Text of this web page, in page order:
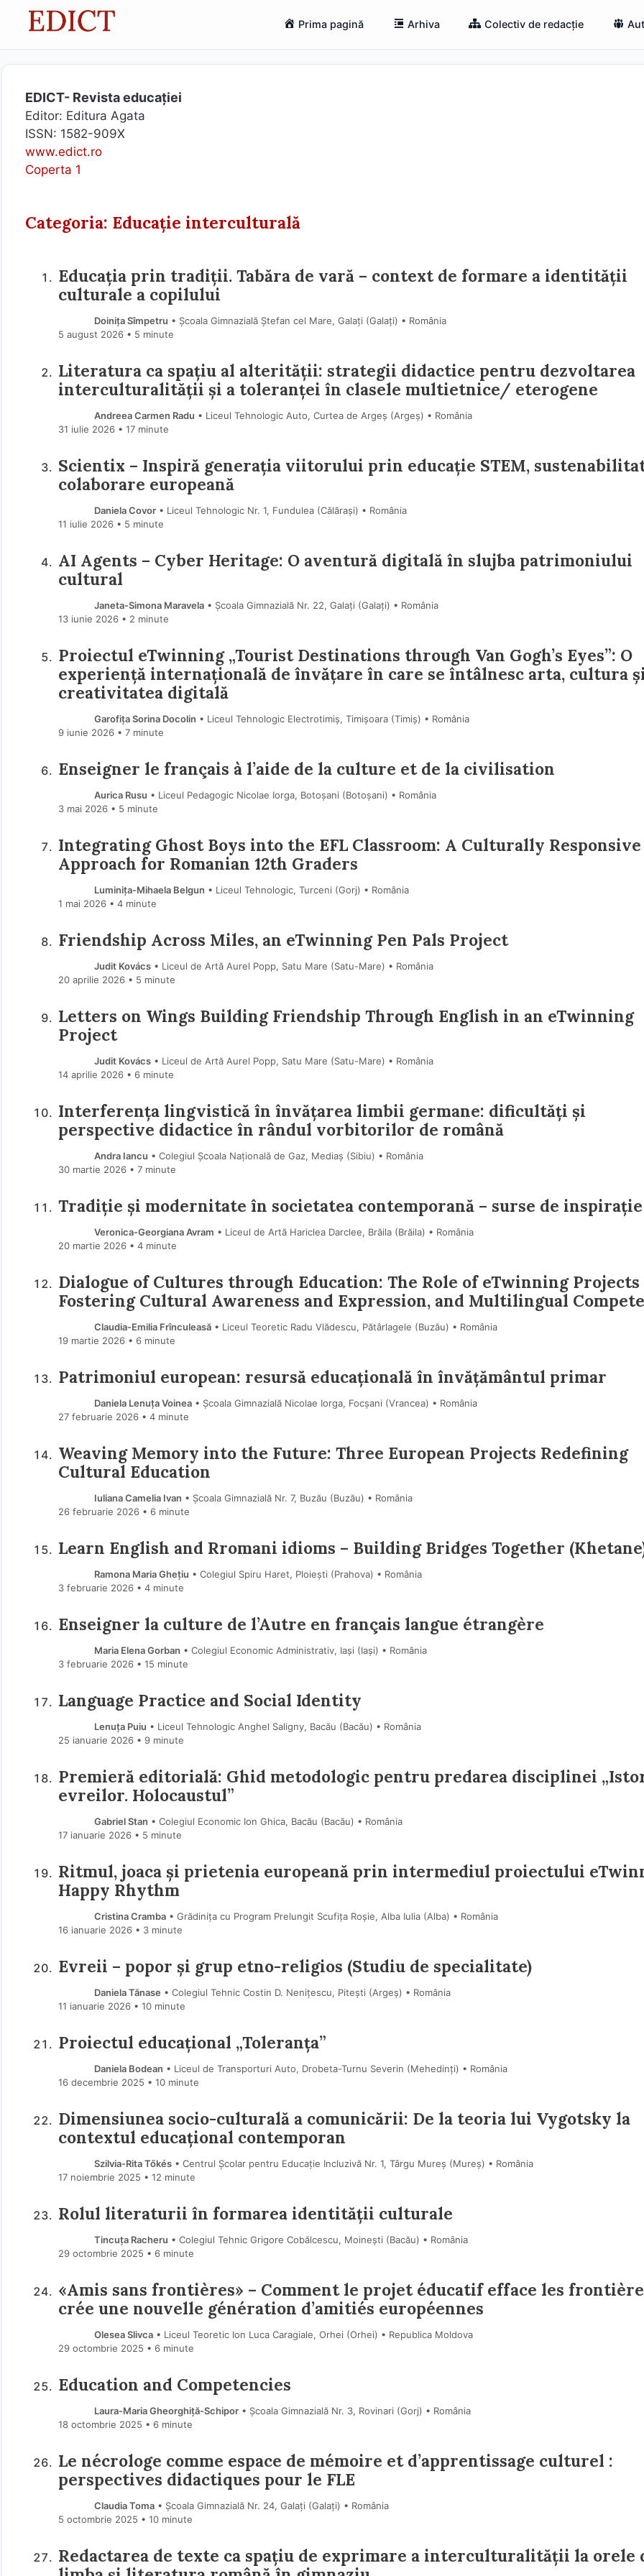
Prima pagină Arhiva Colectiv de redacție
EDICT- Revista educației
Editor: Editura Agata
ISSN: 1582-909X
www.edict.ro
Coperta 1
Categoria: Educație interculturală
Educația prin tradiții. Tabăra de vară – context de formare a identității
culturale a copilului
Doinița Sîmpetru • Școala Gimnazială Ștefan cel Mare, Galați (Galaţi) • România
5 august 2026 • 5 minute
Literatura ca spațiu al alterității: strategii didactice pentru dezvoltarea
interculturalității și a toleranței în clasele multietnice/ eterogene
Andreea Carmen Radu • Liceul Tehnologic Auto, Curtea de Argeș (Argeş) • România
31 iulie 2026 • 17 minute
Scientix – Inspiră generația viitorului prin educație STEM,
colaborare europeană
Daniela Covor• Liceul Tehnologic Nr. 1, Fundulea (Călărași) • România
11 iulie 2026 • 5 minute
AI Agents – Cyber Heritage: O aventură digitală în slujba patrimoniului
cultural
Janeta-Simona Maravela• Școala Gimnazială Nr. 22, Galați (Galaţi) • România
13 iunie 2026 • 2 minute
Proiectul eTwinning „Tourist Destinations through Van Gogh’s Eyes”: O
experiență internațională de învățare în care se întâlnesc arta, cultura
creativitatea digitală
Garofița Sorina Docolin • Liceul Tehnologic Electrotimiș, Timișoara (Timiş) • România
9 iunie 2026 • 7 minute
Enseigner le français à l’aide de la culture et de la civilisation
Aurica Rusu • Liceul Pedagogic Nicolae Iorga, Botoșani (Botoşani) • România
3 mai 2026 • 5 minute
Integrating Ghost Boys into the EFL Classroom: A Culturally Responsive
Approach for Romanian 12th Graders
Luminița-Mihaela Belgun • Liceul Tehnologic, Turceni (Gorj) • România
1 mai 2026 • 4 minute
Friendship Across Miles, an eTwinning Pen Pals Project
Judit Kovács• Liceul de Artă Aurel Popp, Satu Mare (Satu-Mare) • România
20 aprilie 2026 • 5 minute
Letters on Wings Building Friendship Through English in an eTwinning
Project
Judit Kovács• Liceul de Artă Aurel Popp, Satu Mare (Satu-Mare) • România
14 aprilie 2026 • 6 minute
Interferența lingvistică în învățarea limbii germane: dificultăți și
perspective didactice în rândul vorbitorilor de română
Andra Iancu • Colegiul Școala Națională de Gaz, Mediaș (Sibiu) • România
30 martie 2026 • 7 minute
Tradiție și modernitate în societatea contemporană – surse de inspirație
Veronica-Georgiana Avram • Liceul de Artă Hariclea Darclee, Brăila (Brăila) • România
20 martie 2026 • 4 minute
Dialogue of Cultures through Education: The Role of eTwinning
Fostering Cultural Awareness and Expression, and Multilingual
Claudia-Emilia Frînculeasă• Liceul Teoretic Radu Vlădescu, Pătârlagele (Buzău) • România
19 martie 2026 • 6 minute
Patrimoniul european: resursă educațională în învățământul primar
Daniela Lenuța Voinea• Școala Gimnazială Nicolae Iorga, Focșani (Vrancea) • România
27 februarie 2026 • 4 minute
Weaving Memory into the Future: Three European Projects Redefining
Cultural Education
Iuliana Camelia Ivan • Școala Gimnazială Nr. 7, Buzău (Buzău) • România
26 februarie 2026 • 6 minute
Learn English and Rromani idioms – Building Bridges Together
Ramona Maria Ghețiu • Colegiul Spiru Haret, Ploiești (Prahova) • România
3 februarie 2026 • 4 minute
Enseigner la culture de l’Autre en français langue étrangère
Maria Elena Gorban • Colegiul Economic Administrativ, Iași (Iaşi) • România
3 februarie 2026 • 15 minute
Language Practice and Social Identity
Lenuța Puiu • Liceul Tehnologic Anghel Saligny, Bacău (Bacău) • România
25 ianuarie 2026 • 9 minute
Premieră editorială: Ghid metodologic pentru predarea disciplinei
evreilor. Holocaustul”
Gabriel Stan • Colegiul Economic Ion Ghica, Bacău (Bacău) • România
17 ianuarie 2026 • 5 minute
Ritmul, joaca și prietenia europeană prin intermediul proiectului
Happy Rhythm
Cristina Cramba• Grădinița cu Program Prelungit Scufița Roșie, Alba Iulia (Alba) • România
16 ianuarie 2026 • 3 minute
Evreii – popor și grup etno-religios (Studiu de specialitate)
Daniela Tănase • Colegiul Tehnic Costin D. Nenițescu, Pitești (Argeş) • România
11 ianuarie 2026 • 10 minute
Proiectul educațional „Toleranța”
Daniela Bodean • Liceul de Transporturi Auto, Drobeta-Turnu Severin (Mehedinţi) • România
16 decembrie 2025 • 10 minute
Dimensiunea socio-culturală a comunicării: De la teoria lui Vygotsky la
contextul educațional contemporan
Szilvia-Rita Tőkés• Centrul Școlar pentru Educație Incluzivă Nr. 1, Târgu Mureș (Mureş) • România
17 noiembrie 2025 • 12 minute
Rolul literaturii în formarea identității culturale
Tincuța Racheru • Colegiul Tehnic Grigore Cobălcescu, Moinești (Bacău) • România
29 octombrie 2025 • 6 minute
«Amis sans frontières» – Comment le projet éducatif efface les
crée une nouvelle génération d’amitiés européennes
Olesea Slivca• Liceul Teoretic Ion Luca Caragiale, Orhei (Orhei) • Republica Moldova
29 octombrie 2025 • 6 minute
Education and Competencies
Laura-Maria Gheorghiță-Schipor• Școala Gimnazială Nr. 3, Rovinari (Gorj) • România
18 octombrie 2025 • 6 minute
Le nécrologe comme espace de mémoire et d’apprentissage culturel :
perspectives didactiques pour le FLE
Claudia Toma• Școala Gimnazială Nr. 24, Galați (Galaţi) • România
5 octombrie 2025 • 10 minute
Redactarea de texte ca spațiu de exprimare a interculturalității la orele